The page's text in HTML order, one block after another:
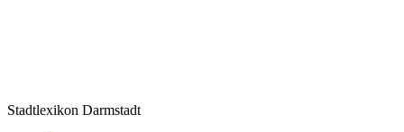
Stadtlexikon Darmstadt